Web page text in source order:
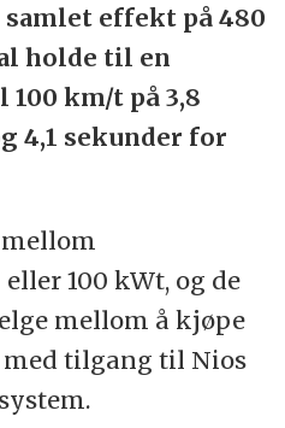
effekt på 480
holde til en
km/t på 3,8
4,1 sekunder for
100 kWt, og de
mellom å kjøpe
tilgang til Nios